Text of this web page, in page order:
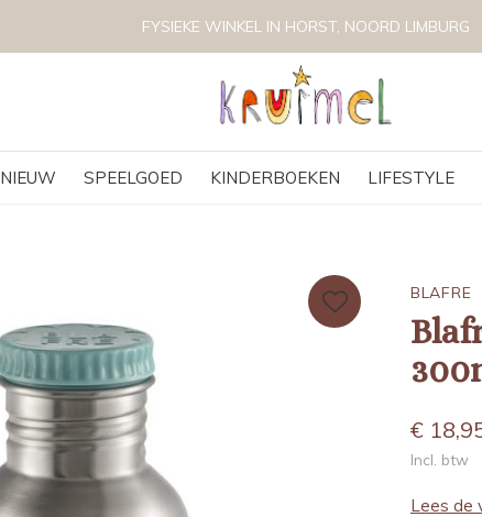
NIEUW SPEELGOED KINDERBOEKEN LIFESTYLE
BLAFRE
€
Incl. btw
Lees de